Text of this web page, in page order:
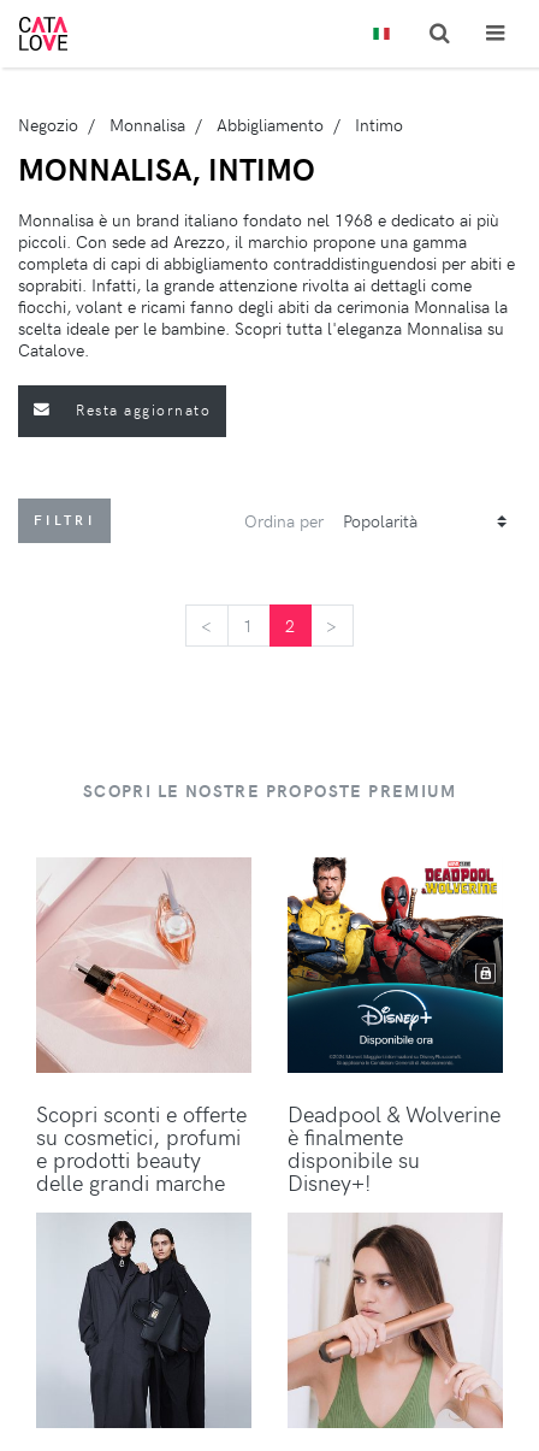
Negozio Monnalisa Abbigliamento Intimo
MONNALISA, INTIMO
Monnalisa è un brand italiano fondato nel 1968 e dedicato ai più
piccoli. Con sede ad Arezzo, il marchio propone una gamma
completa di capi di abbigliamento contraddistinguendosi per abiti e
soprabiti. Infatti, la grande attenzione rivolta ai dettagli come
fiocchi, volant e ricami fanno degli abiti da cerimonia Monnalisa la
scelta ideale per le bambine. Scopri tutta l'eleganza Monnalisa su
Catalove.
Resta aggiornato
FILTRI Ordina per
< 1 2 >
SCOPRI LE NOSTRE PROPOSTE PREMIUM
Scopri sconti e offerte
su cosmetici, profumi
e prodotti beauty
delle grandi marche
Deadpool & Wolverine
è finalmente
disponibile su
Disney+!